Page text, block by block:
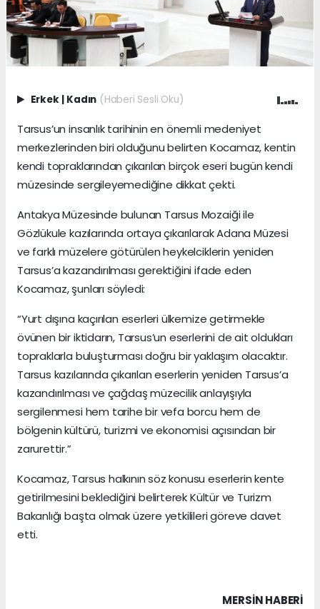
Erkek | Kadın (Haberi Sesli Oku)
Tarsus’un insanlık tarihinin en önemli medeniyet
merkezlerinden biri olduğunu belirten Kocamaz, kentin
kendi topraklarından çıkarılan birçok eseri bugün kendi
müzesinde sergileyemediğine dikkat çekti.
Antakya Müzesinde bulunan Tarsus Mozaiği ile
Gözlükule kazılarında ortaya çıkarılarak Adana Müzesi
ve farklı müzelere götürülen heykelciklerin yeniden
Tarsus’a kazandırılması gerektiğini ifade eden
Kocamaz, şunları söyledi:
“Yurt dışına kaçırılan eserleri ülkemize getirmekle
övünen bir iktidarın, Tarsus’un eserlerini de ait oldukları
topraklarla buluşturması doğru bir yaklaşım olacaktır.
Tarsus kazılarında çıkarılan eserlerin yeniden Tarsus’a
kazandırılması ve çağdaş müzecilik anlayışıyla
sergilenmesi hem tarihe bir vefa borcu hem de
bölgenin kültürü, turizmi ve ekonomisi açısından bir
zarurettir.”
Kocamaz, Tarsus halkının söz konusu eserlerin kente
getirilmesini beklediğini belirterek Kültür ve Turizm
Bakanlığı başta olmak üzere yetkilileri göreve davet
etti.
MERSIN HABERİ